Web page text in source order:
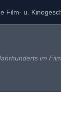
Film- u.
im Film